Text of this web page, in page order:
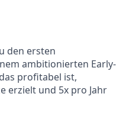
den ersten
ambitionierten Early-
profitabel ist,
erzielt und 5x pro Jahr